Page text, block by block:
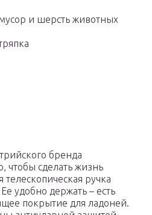
и шерсть животных
бренда
чтобы сделать жизнь
ручка
удобно держать – есть
покрытие для ладоней.